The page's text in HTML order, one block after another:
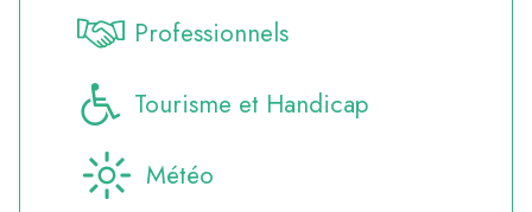
Professionnels
Tourisme et Handicap
Météo